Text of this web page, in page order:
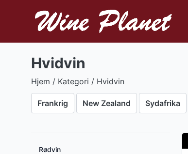
Hvidvin
Hjem / Kategori / Hvidvin
Frankrig New Zealand Sydafrika
Rødvin